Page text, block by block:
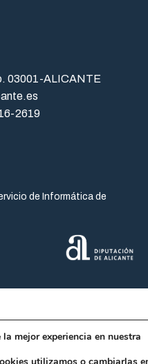
03001-ALICANTE
2619
de Informática de
mejor experiencia en nuestra